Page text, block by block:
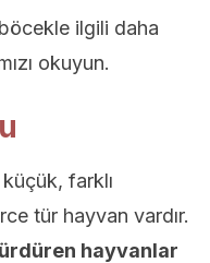
ilgili daha
okuyun.
farklı
tür hayvan vardır.
hayvanlar